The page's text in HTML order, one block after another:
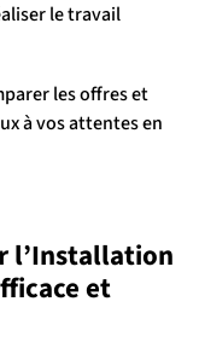
le travail
les offres et
à vos attentes en
l’Installation
et